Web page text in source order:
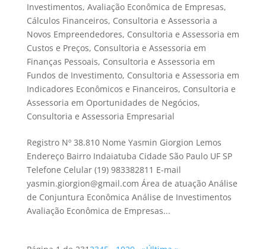
Investimentos, Avaliação Econômica de Empresas,
Cálculos Financeiros, Consultoria e Assessoria a
Novos Empreendedores, Consultoria e Assessoria em
Custos e Preços, Consultoria e Assessoria em
Finanças Pessoais, Consultoria e Assessoria em
Fundos de Investimento, Consultoria e Assessoria em
Indicadores Econômicos e Financeiros, Consultoria e
Assessoria em Oportunidades de Negócios,
Consultoria e Assessoria Empresarial
Registro Nº 38.810 Nome Yasmin Giorgion Lemos
Endereço Bairro Indaiatuba Cidade São Paulo UF SP
Telefone Celular (19) 983382811 E-mail
yasmin.giorgion@gmail.com Área de atuação Análise
de Conjuntura Econômica Análise de Investimentos
Avaliação Econômica de Empresas...